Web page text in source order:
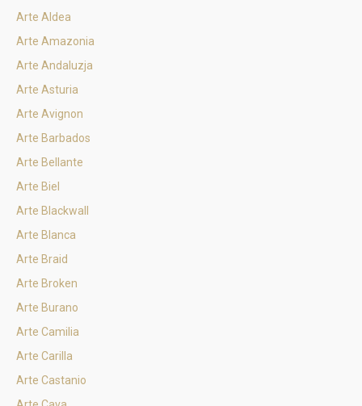
Arte Aldea
Arte Amazonia
Arte Andaluzja
Arte Asturia
Arte Avignon
Arte Barbados
Arte Bellante
Arte Biel
Arte Blackwall
Arte Blanca
Arte Braid
Arte Broken
Arte Burano
Arte Camilia
Arte Carilla
Arte Castanio